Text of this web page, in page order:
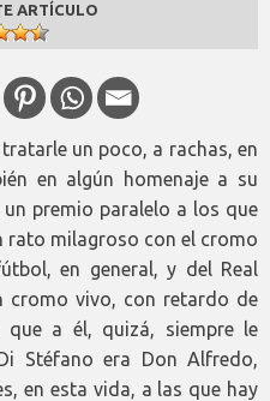
ARTÍCULO
un poco, a rachas, en
en algún homenaje a su
premio paralelo a los que
rato milagroso con el cromo
en general, y del Real
cromo vivo, con retardo de
a él, quizá, siempre le
Stéfano era Don Alfredo,
en esta vida, a las que hay